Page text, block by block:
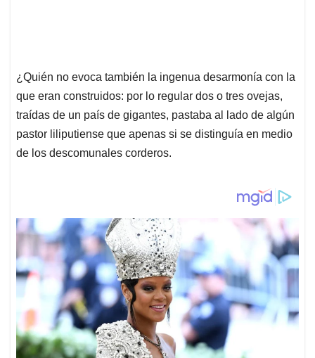
¿Quién no evoca también la ingenua desarmonía con la
que eran construidos: por lo regular dos o tres ovejas,
traídas de un país de gigantes, pastaba al lado de algún
pastor liliputiense que apenas si se distinguía en medio
de los descomunales corderos.